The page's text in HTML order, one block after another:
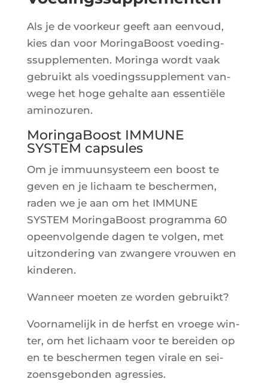
Als je de voor­keur geeft aan een­voud,
kies dan voor Morin­ga­Boost voe­ding­
ssup­ple­men­ten. Morin­ga wordt vaak
gebruikt als voe­ding­ssup­ple­ment van­
wege het hoge gehalte aan essen­tiële
aminozuren.
MoringaBoost IMMUNE
SYSTEM capsules
Om je immuun­sys­teem een boost te
geven en je lichaam te bes­cher­men,
raden we je aan om het IMMUNE
SYSTEM Morin­ga­Boost pro­gram­ma 60
opeen­vol­gende dagen te vol­gen, met
uit­zon­de­ring van zwan­gere vrou­wen en
kinderen.
Wan­neer moe­ten ze wor­den gebruikt?
Voor­na­me­lijk in de herf­st en vroege win­
ter, om het lichaam voor te berei­den op
en te bes­cher­men tegen virale en sei­
zoens­ge­bon­den agressies.